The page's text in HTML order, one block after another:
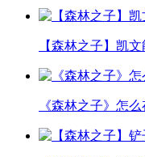
【森林之子】凯
《森林之子》怎